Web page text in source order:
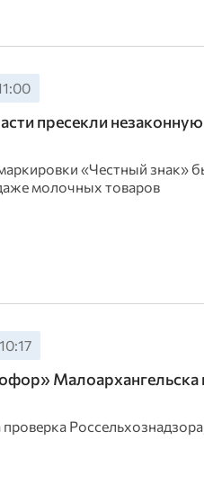
пресекли
«Честный знак»
молочных товаров